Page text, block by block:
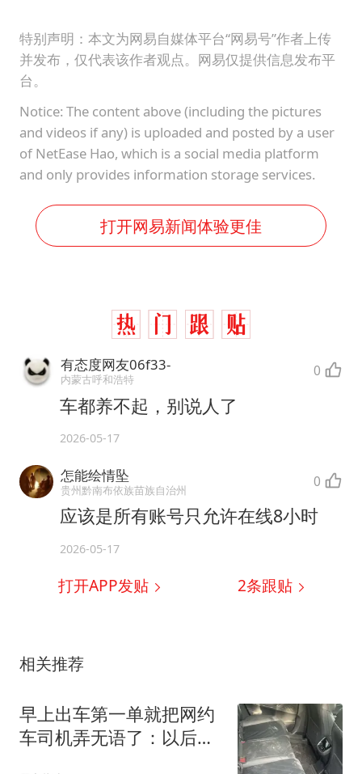
特别声明：本文为网易自媒体平台“网易号”作者上传
并发布，仅代表该作者观点。网易仅提供信息发布平
台。
Notice: The content above (including the pictures
and videos if any) is uploaded and posted by a user
of NetEase Hao, which is a social media platform
and only provides information storage services.
打开网易新闻体验更佳
有态度网友06f33-
内蒙古呼和浩特 0
车都养不起，别说人了
2026-05-17
怎能绘情坠
贵州黔南布依族苗族自治州 0
应该是所有账号只允许在线8小时
2026-05-17
打开APP发贴 2条跟贴
相关推荐
早上出车第一单就把网约
车司机弄无语了：以后不